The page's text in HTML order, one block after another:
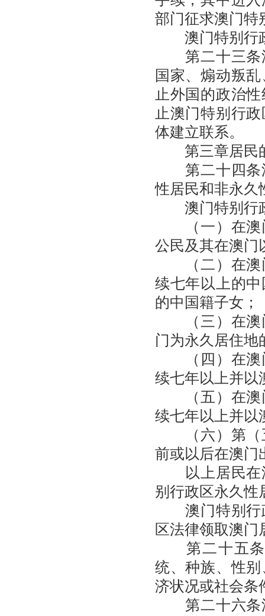
部门征求澳门特
澳门特别行政
第二十三条澳
国家、煽动叛
止外国的政治
止澳门特别行
体建立联系。
第三章居民
第二十四条澳
性居民和非永久
澳门特别行
（一）在澳门
公民及其在澳门
（二）在澳门
续七年以上的
的中国籍子女；
（三）在澳门
门为永久居住地
（四）在澳门
续七年以上并以
（五）在澳门
续七年以上并以
（六）第（五
前或以后在澳门
以上居民在澳
别行政区永久性
澳门特别行政
区法律领取澳门
第二十五条
统、种族、性
济状况或社会条
第二十六条澳